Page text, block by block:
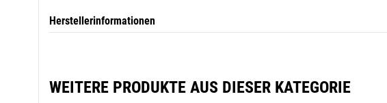
Herstellerinformationen
WEITERE PRODUKTE AUS DIESER KATEGORIE